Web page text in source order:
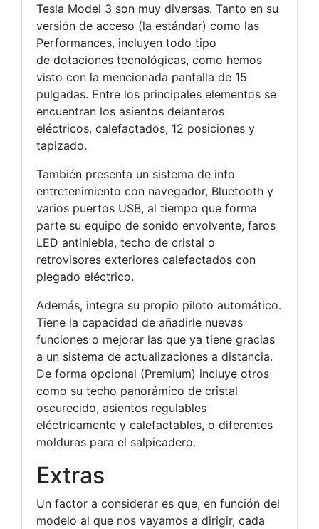
Tesla Model 3 son muy diversas. Tanto en su
versión de acceso (la estándar) como las
Performances, incluyen todo tipo
de dotaciones tecnológicas, como hemos
visto con la mencionada pantalla de 15
pulgadas. Entre los principales elementos se
encuentran los asientos delanteros
eléctricos, calefactados, 12 posiciones y
tapizado.
También presenta un sistema de info
entretenimiento con navegador, Bluetooth y
varios puertos USB, al tiempo que forma
parte su equipo de sonido envolvente, faros
LED antiniebla, techo de cristal o
retrovisores exteriores calefactados con
plegado eléctrico.
Además, integra su propio piloto automático.
Tiene la capacidad de añadirle nuevas
funciones o mejorar las que ya tiene gracias
a un sistema de actualizaciones a distancia.
De forma opcional (Premium) incluye otros
como su techo panorámico de cristal
oscurecido, asientos regulables
eléctricamente y calefactables, o diferentes
molduras para el salpicadero.
Extras
Un factor a considerar es que, en función del
modelo al que nos vayamos a dirigir, cada